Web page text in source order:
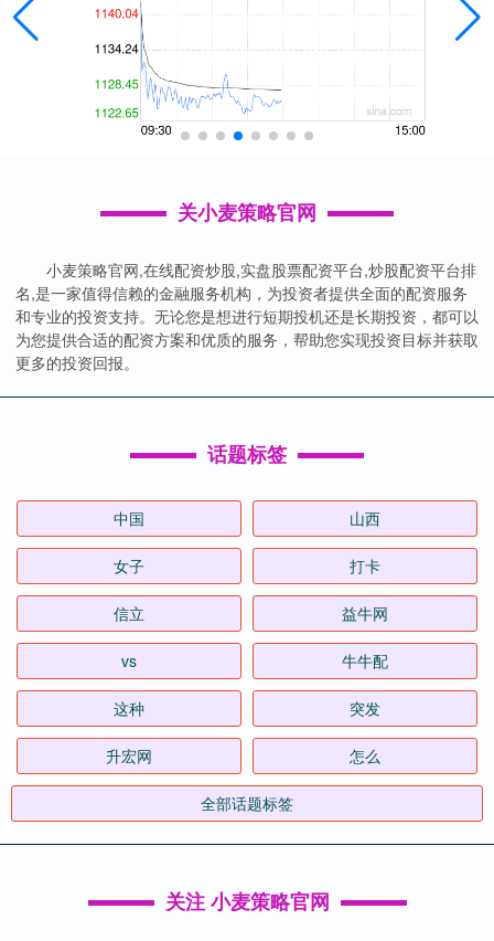
关小麦策略官网
小麦策略官网,在线配资炒股,实盘股票配资平台,炒股配资平台排
名,是一家值得信赖的金融服务机构，为投资者提供全面的配资服务
和专业的投资支持。无论您是想进行短期投机还是长期投资，都可以
为您提供合适的配资方案和优质的服务，帮助您实现投资目标并获取
更多的投资回报。
话题标签
中国 山西
女子 打卡
信立 益牛网
vs 牛牛配
这种 突发
升宏网 怎么
全部话题标签
关注 小麦策略官网